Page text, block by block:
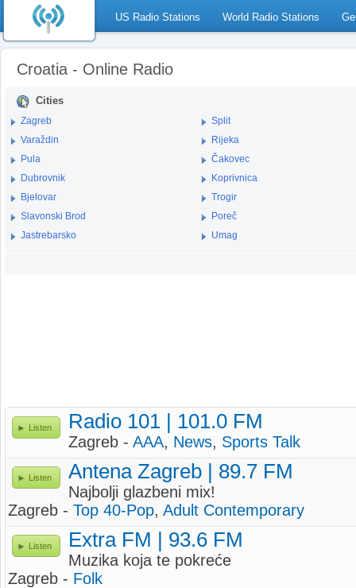
US Radio Stations World Radio Stations
Croatia - Online Radio
Cities
Zagreb
Varaždin
Pula
Dubrovnik
Bjelovar
Slavonski Brod
Jastrebarsko
Split
Rijeka
Čakovec
Koprivnica
Trogir
Poreč
Umag
Listen Radio 101 | 101.0 FM
Zagreb - AAA, News, Sports Talk
Listen Antena Zagreb | 89.7 FM
Najbolji glazbeni mix!
Zagreb - Top 40-Pop, Adult Contemporary
Listen Extra FM | 93.6 FM
Muzika koja te pokreće
Zagreb - Folk